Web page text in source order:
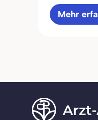
Mehr